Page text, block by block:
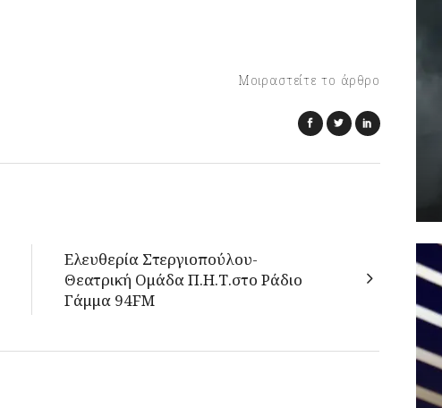
Μοιραστείτε το άρθρο
Ελευθερία Στεργιοπούλου-
Θεατρική Ομάδα Π.Η.Τ.στο Ράδιο
Γάμμα 94FM